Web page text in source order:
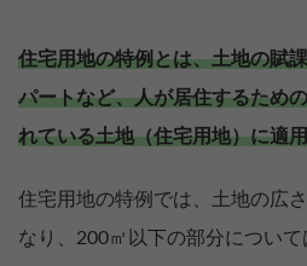
住宅用地の特例とは、土地の賦
パートなど、人が居住するため
れている土地（住宅用地）に適
住宅用地の特例では、土地の広
なり、200㎡以下の部分について